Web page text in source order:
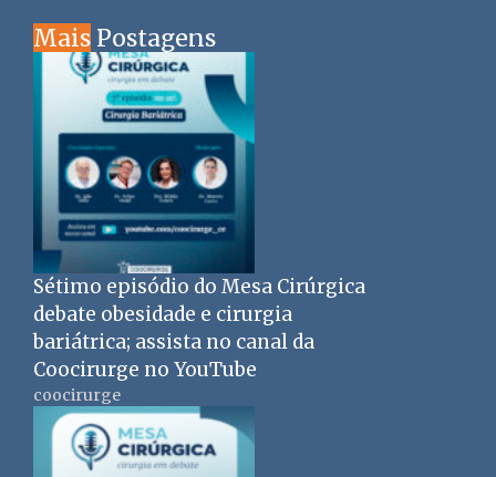
Mais Postagens
Sétimo episódio do Mesa Cirúrgica
debate obesidade e cirurgia
bariátrica; assista no canal da
Coocirurge no YouTube
coocirurge